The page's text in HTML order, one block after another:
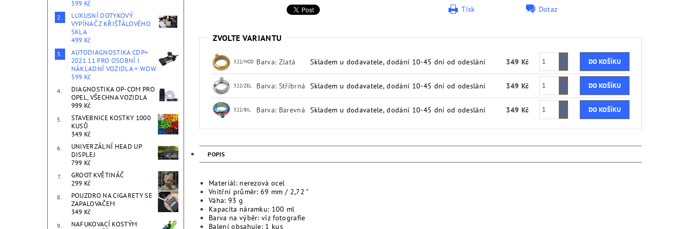
599 Kč
LUXUSNÍ DOTYKOVÝ
VYPÍNAČ Z KŘIŠŤÁLOVÉHO
SKLA
499 Kč
AUTODIAGNOSTIKA CDP+
2021.11 PRO OSOBNÍ I
NÁKLADNÍ VOZIDLA + WOW
599 Kč
DIAGNOSTIKA OP-COM PRO
OPEL, VŠECHNA VOZIDLA
999 Kč
STAVEBNICE KOSTKY 1000
KUSŮ
349 Kč
UNIVERZÁLNÍ HEAD UP
DISPLEJ
799 Kč
GROOT KVĚTINÁČ
299 Kč
POUZDRO NA CIGARETY SE
ZAPALOVAČEM
349 Kč
NAFUKOVACÍ KOSTÝM
Tisk Dotaz
ZVOLTE VARIANTU
322/MOD Barva: Zlatá Skladem u dodavatele, dodání 10-45 dní od odeslání 349 Kč
322/ZEL Barva: Stříbrná Skladem u dodavatele, dodání 10-45 dní od odeslání 349 Kč
322/BIL Barva: Barevná Skladem u dodavatele, dodání 10-45 dní od odeslání 349 Kč
POPIS
Materiál: nerezová ocel
Vnitřní průměr: 69 mm / 2,72 "
Váha: 93 g
Kapacita náramku: 100 ml
Barva na výběr: viz fotografie
Balení obsahuje: 1 kus